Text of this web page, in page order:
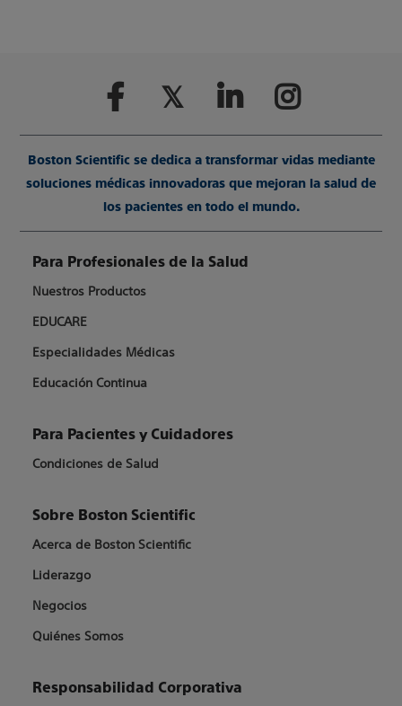
Boston Scientific se dedica a transformar vidas mediante
soluciones médicas innovadoras que mejoran la salud de
los pacientes en todo el mundo.
Para Profesionales de la Salud
Nuestros Productos
EDUCARE
Especialidades Médicas
Educación Continua
Para Pacientes y Cuidadores
Condiciones de Salud
Sobre Boston Scientific
Acerca de Boston Scientific
Liderazgo
Negocios
Quiénes Somos
Responsabilidad Corporativa